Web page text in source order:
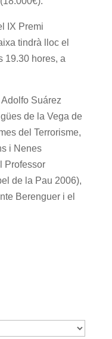
IX Premi
tindrà lloc el
19.30 hores, a
Suárez
de la Vega de
del Terrorisme,
i Nenes
Professor
de la Pau 2006),
Berenguer i el